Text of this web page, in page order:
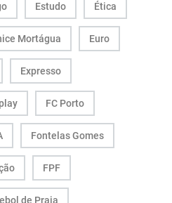
Estudo Ética
Mortágua Euro
Expresso
FC Porto
Fontelas Gomes
FPF
de Praia